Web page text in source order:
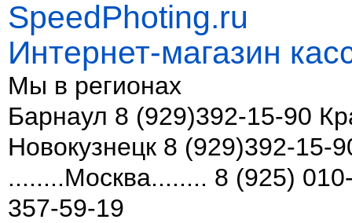
SpeedPhoting.ru
Интернет-магазин
Мы в регионах
Барнаул 8 (929)392-15-90
Новокузнецк 8 (929)392-15-
........Москва........ 8 (925)
357-59-19